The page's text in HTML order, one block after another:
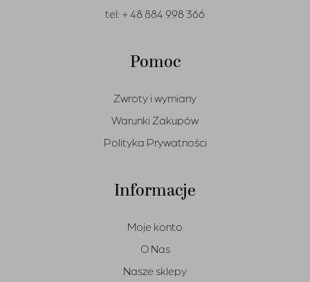
tel: + 48 884 998 366
Pomoc
Zwroty i wymiany
Warunki Zakupów
Polityka Prywatności
Informacje
Moje konto
O Nas
Nasze sklepy